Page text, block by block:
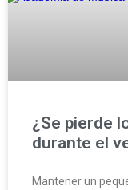
¿Se pierde
durante el
Mantener un